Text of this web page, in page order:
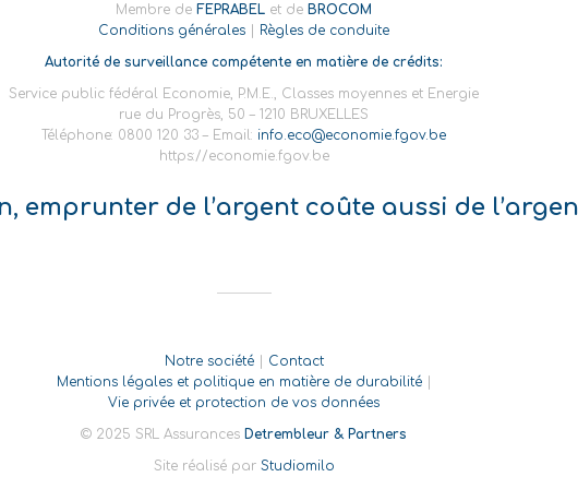
Membre de FEPRABEL et de BROCOM
Conditions générales
Règles de conduite
Autorité de surveillance compétente en matière de crédits:
Service public fédéral Economie, P.M.E., Classes moyennes et Energie
rue du Progrès, 50 – 1210 BRUXELLES
Téléphone: 0800 120 33 – Email: info.eco@economie.fgov.be
https://economie.fgov.be
emprunter de l’argent coûte aussi de
Notre société| Contact
Mentions légales et politique en matière de durabilité|
Vie privée et protection de vos données
© 2025 SRL Assurances Detrembleur & Partners
Site réalisé par Studiomilo